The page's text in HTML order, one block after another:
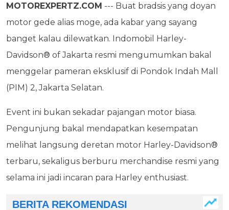
MOTOREXPERTZ.COM --- Buat bradsis yang doyan
motor gede alias moge, ada kabar yang sayang
banget kalau dilewatkan. Indomobil Harley-
Davidson® of Jakarta resmi mengumumkan bakal
menggelar pameran eksklusif di Pondok Indah Mall
(PIM) 2, Jakarta Selatan.
Event ini bukan sekadar pajangan motor biasa.
Pengunjung bakal mendapatkan kesempatan
melihat langsung deretan motor Harley-Davidson®
terbaru, sekaligus berburu merchandise resmi yang
selama ini jadi incaran para Harley enthusiast.